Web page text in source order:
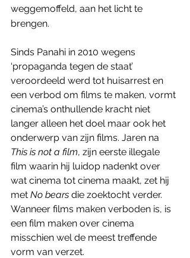
weggemoffeld, aan het licht te
brengen.
Sinds Panahi in 2010 wegens
‘propaganda tegen de staat’
veroordeeld werd tot huisarrest en
een verbod om films te maken, vormt
cinema’s onthullende kracht niet
langer alleen het doel maar ook het
onderwerp van zijn films. Jaren na
This is not a film, zijn eerste illegale
film waarin hij luidop nadenkt over
wat cinema tot cinema maakt, zet hij
met No bears die zoektocht verder.
Wanneer films maken verboden is, is
een film maken over cinema
misschien wel de meest treffende
vorm van verzet.